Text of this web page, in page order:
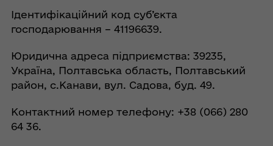
Ідентифікаційний код суб’єкта
господарювання – 41196639.
Юридична адреса підприємства: 39235,
Україна, Полтавська область, Полтавський
район, с.Канави, вул. Садова, буд. 49.
Контактний номер телефону: +38 (066) 280
64 36.